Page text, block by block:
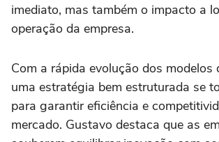
imediato, mas também o impacto a
operação da empresa.
Com a rápida evolução dos modelos
uma estratégia bem estruturada se
para garantir eficiência e
mercado. Gustavo destaca que as